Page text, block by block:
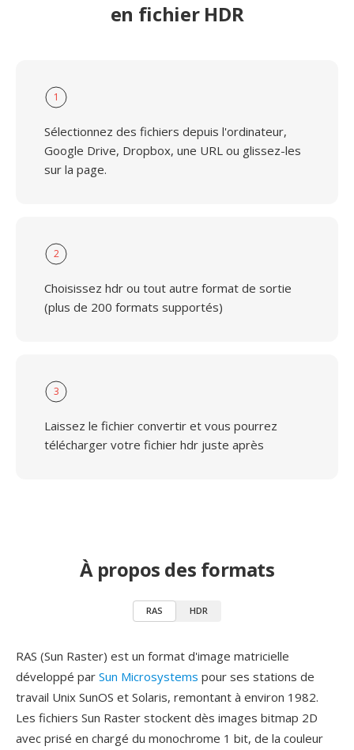
en fichier HDR
1
Sélectionnez des fichiers depuis l'ordinateur,
Google Drive, Dropbox, une URL ou glissez-les
sur la page.
2
Choisissez hdr ou tout autre format de sortie
(plus de 200 formats supportés)
3
Laissez le fichier convertir et vous pourrez
télécharger votre fichier hdr juste après
À propos des formats
RAS HDR
RAS (Sun Raster) est un format d'image matricielle
développé par Sun Microsystems pour ses stations de
travail Unix SunOS et Solaris, remontant à environ 1982.
Les fichiers Sun Raster stockent dès images bitmap 2D
avec prisé en chargé du monochrome 1 bit, de la couleur